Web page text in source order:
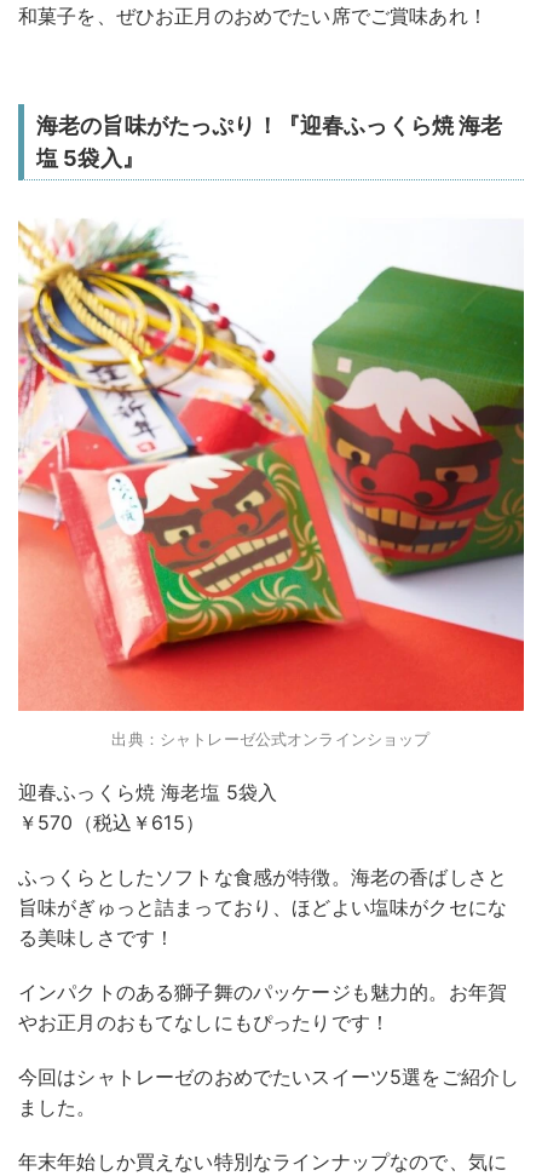
和菓子を、ぜひお正月のおめでたい席でご賞味あれ！
海老の旨味がたっぷり！『迎春ふっくら焼 海老
塩 5袋入』
出典：シャトレーゼ公式オンラインショップ
迎春ふっくら焼 海老塩 5袋入
￥570（税込￥615）
ふっくらとしたソフトな食感が特徴。海老の香ばしさと
旨味がぎゅっと詰まっており、ほどよい塩味がクセにな
る美味しさです！
インパクトのある獅子舞のパッケージも魅力的。お年賀
やお正月のおもてなしにもぴったりです！
今回はシャトレーゼのおめでたいスイーツ5選をご紹介し
ました。
年末年始しか買えない特別なラインナップなので、気に